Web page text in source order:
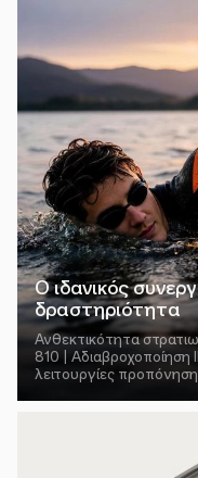
Ο ιδανικός
δραστηριότητα
Ανθεκτικότητα
810 |
λειτουργίες